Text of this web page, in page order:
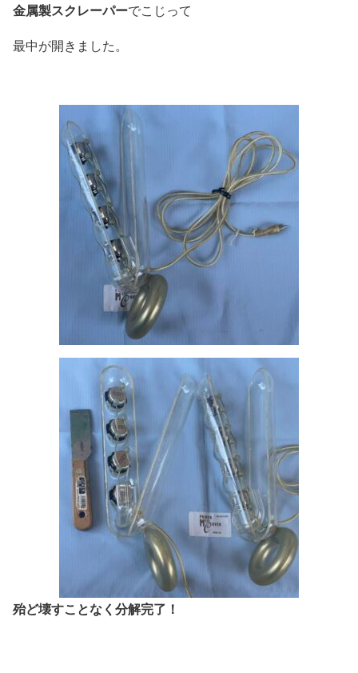
金属製スクレーパーでこじって
最中が開きました。
殆ど壊すことなく分解完了！